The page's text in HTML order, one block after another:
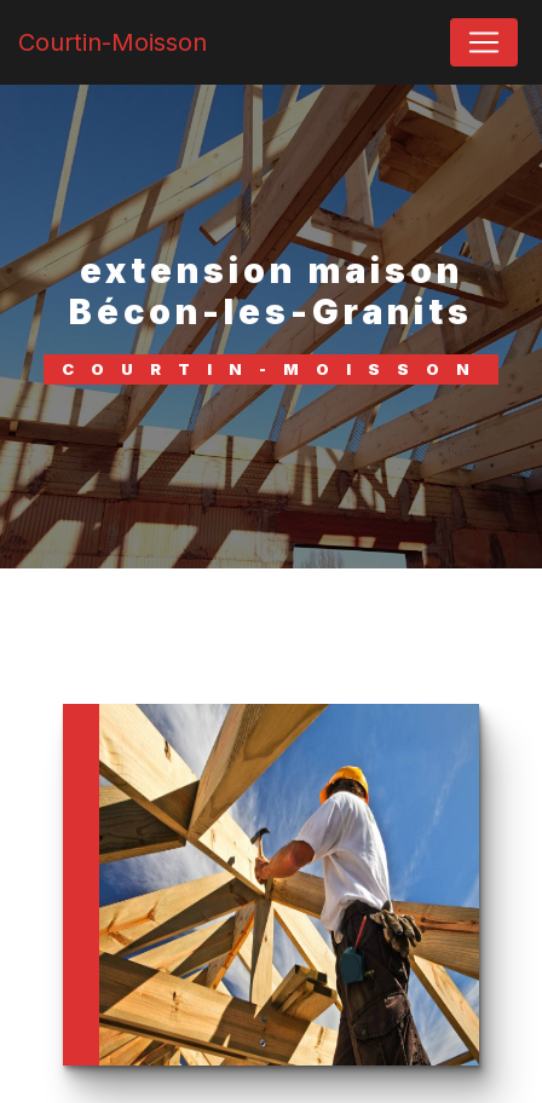
Courtin-Moisson
extension maison
Bécon-les-Granits
COURTIN-MOISSON